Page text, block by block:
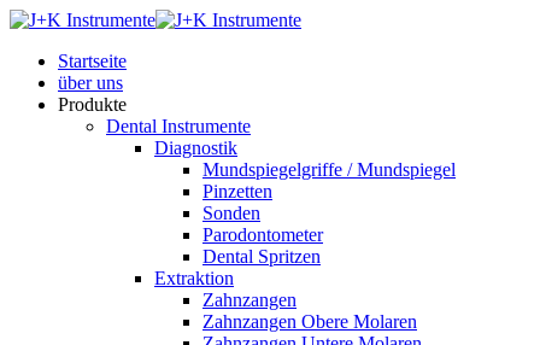
Startseite
über uns
Produkte
Dental Instrumente
Diagnostik
Mundspiegelgriffe / Mundspiegel
Pinzetten
Sonden
Parodontometer
Dental Spritzen
Extraktion
Zahnzangen
Zahnzangen Obere Molaren